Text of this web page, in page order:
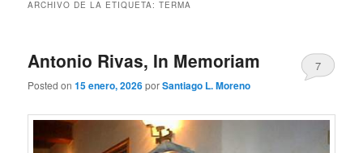
ARCHIVO DE LA ETIQUETA:TERMA
Antonio Rivas, In Memoriam
Posted on15 enero, 2026porSantiago L. Moreno
7